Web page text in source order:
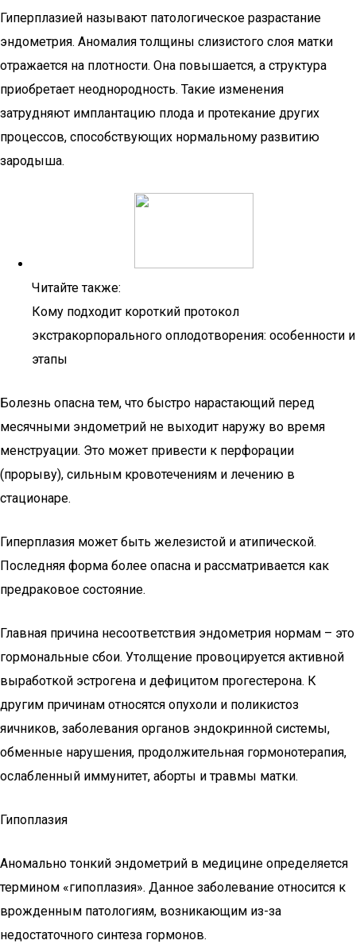
Гиперплазией называют патологическое разрастание
эндометрия. Аномалия толщины слизистого слоя матки
отражается на плотности. Она повышается, а структура
приобретает неоднородность. Такие изменения
затрудняют имплантацию плода и протекание других
процессов, способствующих нормальному развитию
зародыша.
Читайте также:
Кому подходит короткий протокол
экстракорпорального оплодотворения: особенности и
этапы
Болезнь опасна тем, что быстро нарастающий перед
месячными эндометрий не выходит наружу во время
менструации. Это может привести к перфорации
(прорыву), сильным кровотечениям и лечению в
стационаре.
Гиперплазия может быть железистой и атипической.
Последняя форма более опасна и рассматривается как
предраковое состояние.
Главная причина несоответствия эндометрия нормам – это
гормональные сбои. Утолщение провоцируется активной
выработкой эстрогена и дефицитом прогестерона. К
другим причинам относятся опухоли и поликистоз
яичников, заболевания органов эндокринной системы,
обменные нарушения, продолжительная гормонотерапия,
ослабленный иммунитет, аборты и травмы матки.
Гипоплазия
Аномально тонкий эндометрий в медицине определяется
термином «гипоплазия». Данное заболевание относится к
врожденным патологиям, возникающим из-за
недостаточного синтеза гормонов.